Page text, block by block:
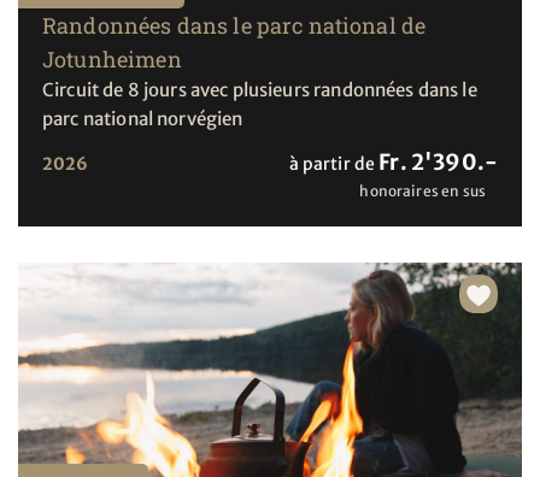
Randonnées dans le parc national de
Jotunheimen
Circuit de 8 jours avec plusieurs randonnées dans le
parc national norvégien
2026 à partir de Fr. 2'390.-
honoraires en sus